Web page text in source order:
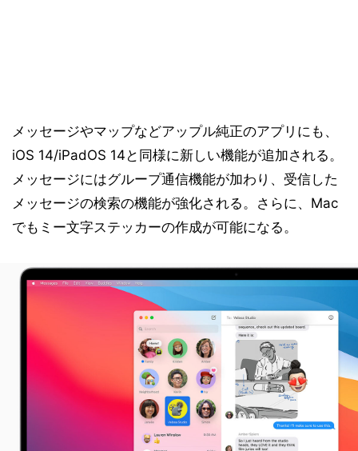
メッセージやマップなどアップル純正のアプリにも、
iOS 14/iPadOS 14と同様に新しい機能が追加される。
メッセージにはグループ通信機能が加わり、受信した
メッセージの検索の機能が強化される。さらに、Mac
でもミー文字ステッカーの作成が可能になる。